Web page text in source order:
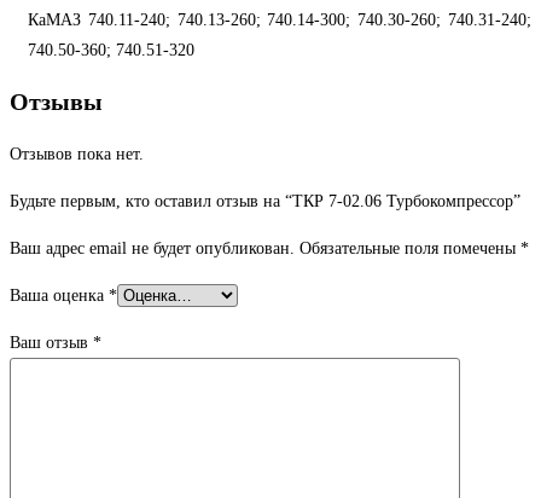
КаМАЗ 740.11-240; 740.13-260; 740.14-300; 740.30-260; 740.31-240;
740.50-360; 740.51-320
Отзывы
Отзывов пока нет.
Будьте первым, кто оставил отзыв на “ТКР 7-02.06 Турбокомпрессор”
Ваш адрес email не будет опубликован. Обязательные поля помечены *
Ваша оценка *
Ваш отзыв *